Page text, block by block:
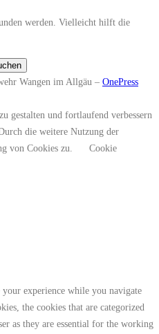
werden. Vielleicht hilft die
Wangen im Allgäu – OnePress
gestalten und fortlaufend verbessern
die weitere Nutzung der
von Cookies zu.
Cookie
experience while you navigate
the cookies that are categorized
as they are essential for the working